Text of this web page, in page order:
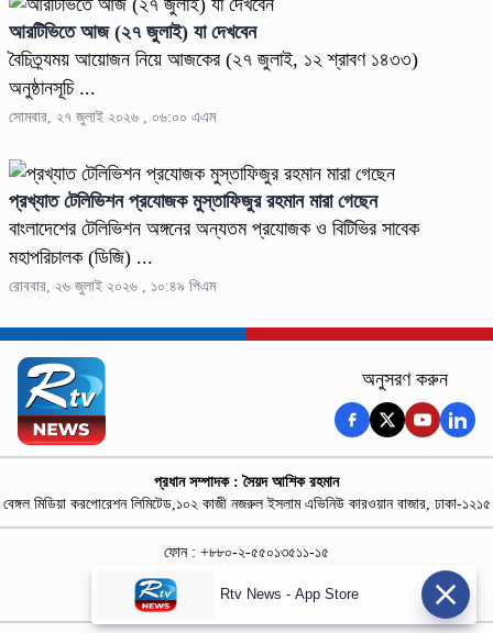
আরটিভিতে আজ (২৭ জুলাই) যা দেখবেন
বৈচিত্র্যময় আয়োজন নিয়ে আজকের (২৭ জুলাই, ১২ শ্রাবণ ১৪৩৩)
অনুষ্ঠানসূচি ...
সোমবার, ২৭ জুলাই ২০২৬ , ০৬:০০ এএম
প্রখ্যাত টেলিভিশন প্রযোজক মুস্তাফিজুর রহমান মারা গেছেন
বাংলাদেশের টেলিভিশন অঙ্গনের অন্যতম প্রযোজক ও বিটিভির সাবেক
মহাপরিচালক (ডিজি) ...
রোববার, ২৬ জুলাই ২০২৬ , ১০:৪৯ পিএম
অনুসরণ করুন
প্রধান সম্পাদক : সৈয়দ আশিক রহমান
বেঙ্গল মিডিয়া করপোরেশন লিমিটেড,১০২ কাজী নজরুল ইসলাম এভিনিউ কারওয়ান বাজার, ঢাকা-১২১৫
ফোন : +৮৮০-২-৫৫০১৩৫১১-১৫
নিউজ রুম : +৮৮০-১৮৭৮১৮৪৩৬৯-৭০
বিজ্ঞাপন :
rtvdigitalad@gmail.com
Rtv News - App Store